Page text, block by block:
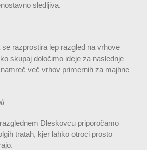
sledljiva.
razprostira lep razgled na vrhove
skupaj določimo ideje za naslednje
več vrhov primernih za majhne
Dleskovcu priporočamo
tratah, kjer lahko otroci prosto